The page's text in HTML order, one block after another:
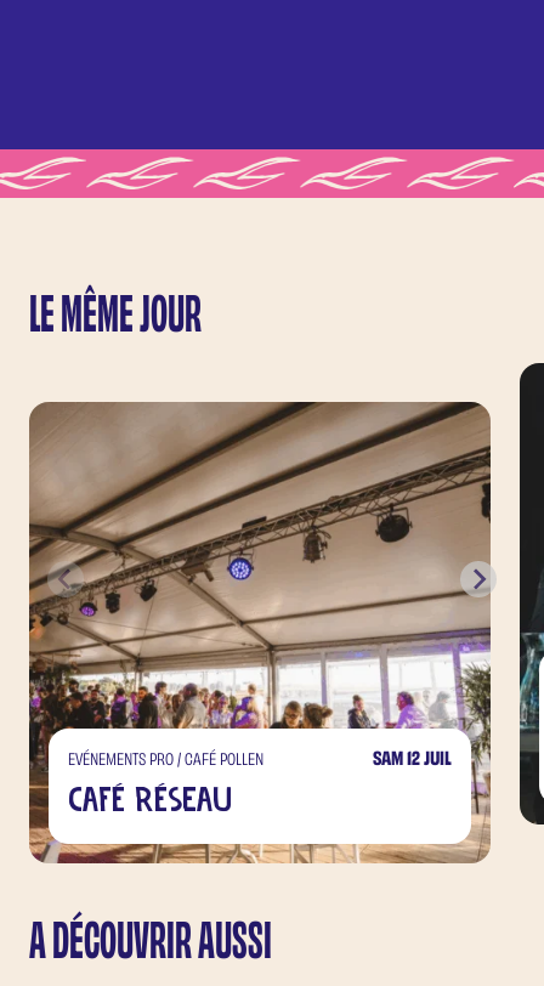
LE MÊME JOUR
EVÉNEMENTS PRO / CAFÉ POLLEN SAM 12 JUIL
Café Réseau
A DÉCOUVRIR AUSSI